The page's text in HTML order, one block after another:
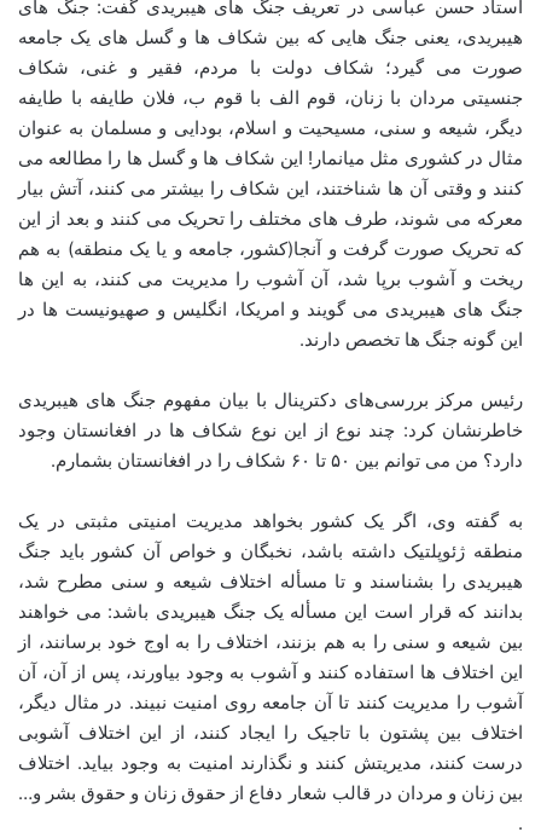
استاد حسن عباسی در تعریف جنگ های هیبریدی گفت: جنگ های
هیبریدی، یعنی جنگ هایی که بین شکاف ها و گسل های یک جامعه
صورت می گیرد؛ شکاف دولت با مردم، فقیر و غنی، شکاف
جنسیتی مردان با زنان، قوم الف با قوم ب، فلان طایفه با طایفه
دیگر، شیعه و سنی، مسیحیت و اسلام، بودایی و مسلمان به عنوان
مثال در کشوری مثل میانمار! این شکاف ها و گسل ها را مطالعه می
کنند و وقتی آن ها شناختند، این شکاف را بیشتر می کنند، آتش بیار
معرکه می شوند، طرف های مختلف را تحریک می کنند و بعد از این
که تحریک صورت گرفت و آنجا(کشور، جامعه و یا یک منطقه) به هم
ریخت و آشوب برپا شد، آن آشوب را مدیریت می کنند، به این ها
جنگ های هیبریدی می گویند و امریکا، انگلیس و صهیونیست ها در
این گونه جنگ ها تخصص دارند.
رئیس مرکز بررسی‌های دکترینال با بیان مفهوم جنگ های هیبریدی
خاطرنشان کرد: چند نوع از این نوع شکاف ها در افغانستان وجود
دارد؟ من می توانم بین ۵۰ تا ۶۰ شکاف را در افغانستان بشمارم.
به گفته وی، اگر یک کشور بخواهد مدیریت امنیتی مثبتی در یک
منطقه ژئوپلتیک داشته باشد، نخبگان و خواص آن کشور باید جنگ
هیبریدی را بشناسند و تا مسأله اختلاف شیعه و سنی مطرح شد،
بدانند که قرار است این مسأله یک جنگ هیبریدی باشد: می خواهند
بین شیعه و سنی را به هم بزنند، اختلاف را به اوج خود برسانند، از
این اختلاف ها استفاده کنند و آشوب به وجود بیاورند، پس از آن، آن
آشوب را مدیریت کنند تا آن جامعه روی امنیت نبیند. در مثال دیگر،
اختلاف بین پشتون با تاجیک را ایجاد کنند، از این اختلاف آشوبی
درست کنند، مدیریتش کنند و نگذارند امنیت به وجود بیاید. اختلاف
بین زنان و مردان در قالب شعار دفاع از حقوق زنان و حقوق بشر و…
.